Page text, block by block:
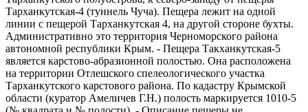
Тарханкутская-4 (туннель Чуча). Пещера лежит на одной
линии с пещерой Тарханкутская 4, на другой стороне бухты.
Административно это территория Черноморского района
автономной республики Крым. - Пещера Такханкутская-5
является карстово-абразионной полостью. Она расположена
на территории Отлешского спелеологического участка
Тарханкутского карстового района. По кадастру Крымской
области (куратор Амеличев Г.Н.) полость маркируется 1010-5